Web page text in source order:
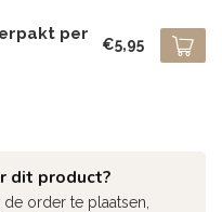
per
€5,95
dit product?
order te plaatsen,